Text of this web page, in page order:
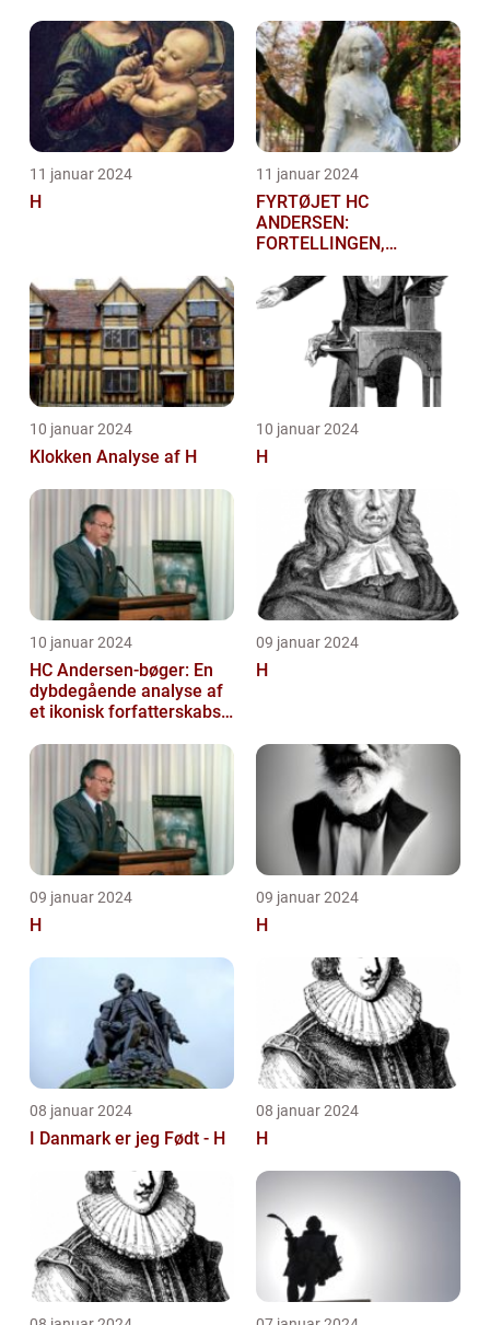
11 januar 2024
H
11 januar 2024
FYRTØJET HC
ANDERSEN:
FORTELLINGEN,
BETYDNINGEN FOR
KUNSTELSKERE OG
SAMLERE
10 januar 2024
Klokken Analyse af H
10 januar 2024
H
10 januar 2024
HC Andersen-bøger: En
dybdegående analyse af
et ikonisk forfatterskabs
09 januar 2024
H
09 januar 2024
H
09 januar 2024
H
08 januar 2024
I Danmark er jeg Født - H
08 januar 2024
H